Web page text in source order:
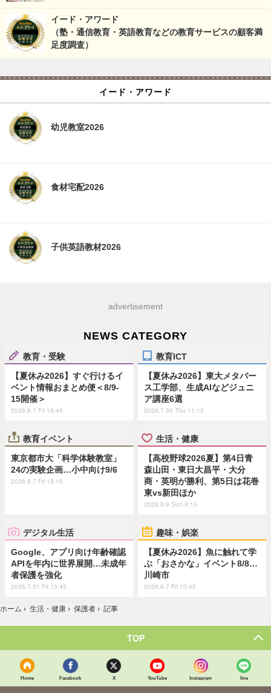
イード・アワード
（塾・通信教育・英語教育などの教育サービスの顧客満
足度調査）
イード・アワード
幼児教室2026
食材宅配2026
子供英語教材2026
advertisement
NEWS CATEGORY
教育・受験
【夏休み2026】すぐ行けるイ
ベント情報おまとめ便＜8/9-
15開催＞
2026.8.7 Fri 19:45
教育ICT
【夏休み2026】東大メタバー
ス工学部、生成AIなどジュニ
ア講座6選
2026.7.30 Thu 11:15
教育イベント
東京都市大「科学体験教室」
24の実験企画…小中向け9/6
2026.8.7 Fri 18:15
生活・健康
【高校野球2026夏】第4日青
森山田・東日大昌平・大分
商・英明が勝利、第5日は花巻
東vs新田ほか
2026.8.9 Sun 9:15
デジタル生活
Google、アプリ向け年齢確認
APIを年内に世界展開…未成年
者保護を強化
2026.7.31 Fri 13:45
趣味・娯楽
【夏休み2026】魚に触れて学
ぶ「おさかな」イベント8/8…
川崎市
2026.8.7 Fri 10:45
ホーム › 生活・健康 › 保護者 › 記事
TOP
Home Facebook X YouTube Instagram line